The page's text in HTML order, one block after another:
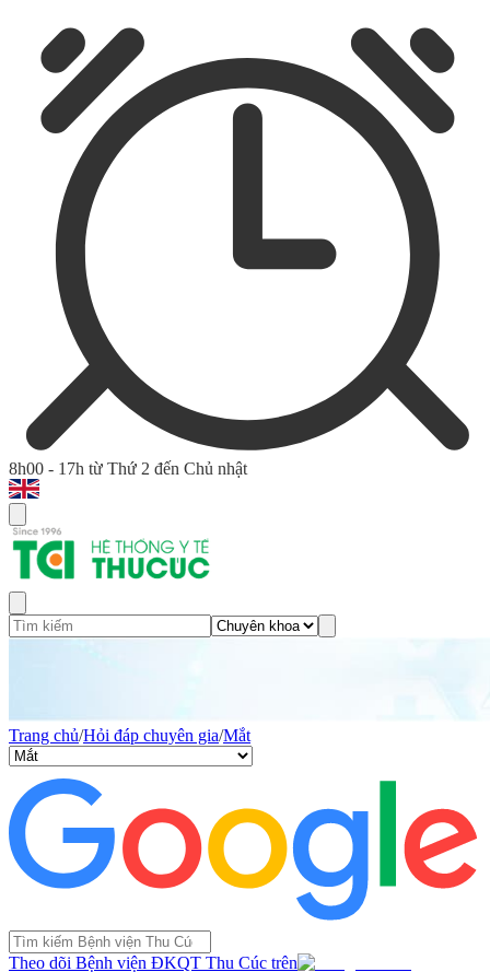
8h00 - 17h từ Thứ 2 đến Chủ nhật
Trang chủ/Hỏi đáp chuyên gia/Mắt
Theo dõi Bệnh viện ĐKQT Thu Cúc trên